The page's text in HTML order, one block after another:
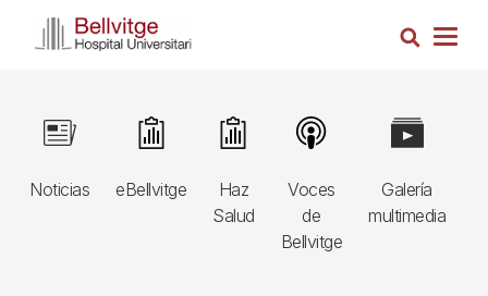
Busca
Navegació
principal
3r
Noticias
Image
eBellvitge
Image
Haz
Salud
Image
Voces
de
Bellvitge
Image
Galería
multimedia
Image